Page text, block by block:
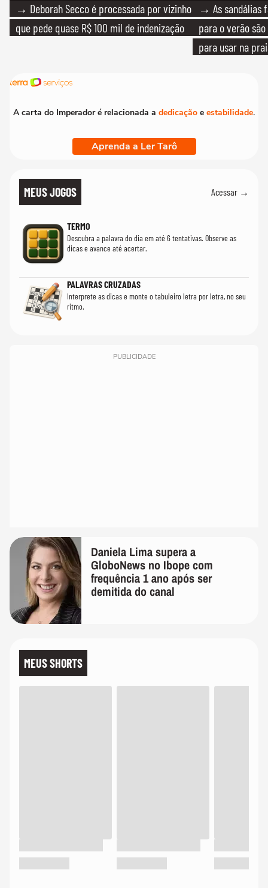
→ Deborah Secco é processada por vizinho
que pede quase R$ 100 mil de indenização
→ As sandálias
para o verão
para usar na
A carta do Imperador é relacionada a dedicação e estabilidade.
Aprenda a Ler Tarô
MEUS JOGOS Acessar →
TERMO
Descubra a palavra do dia em até 6 tentativas. Observe as
dicas e avance até acertar.
PALAVRAS CRUZADAS
Interprete as dicas e monte o tabuleiro letra por letra, no seu
ritmo.
PUBLICIDADE
Daniela Lima supera a
GloboNews no Ibope com
frequência 1 ano após ser
demitida do canal
MEUS SHORTS